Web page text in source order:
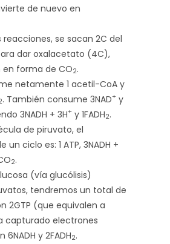
de nuevo en
se sacan 2C del
dar oxalacetato (4C),
en forma de CO2.
netamente 1 acetil-CoA y
. También consume 3NAD+ y
3NADH + 3H+ y 1FADH2.
de piruvato, el
ciclo es: 1 ATP, 3NADH +
2.
(vía glucólisis)
tendremos un total de
2GTP (que equivalen a
capturado electrones
y 2FADH2.